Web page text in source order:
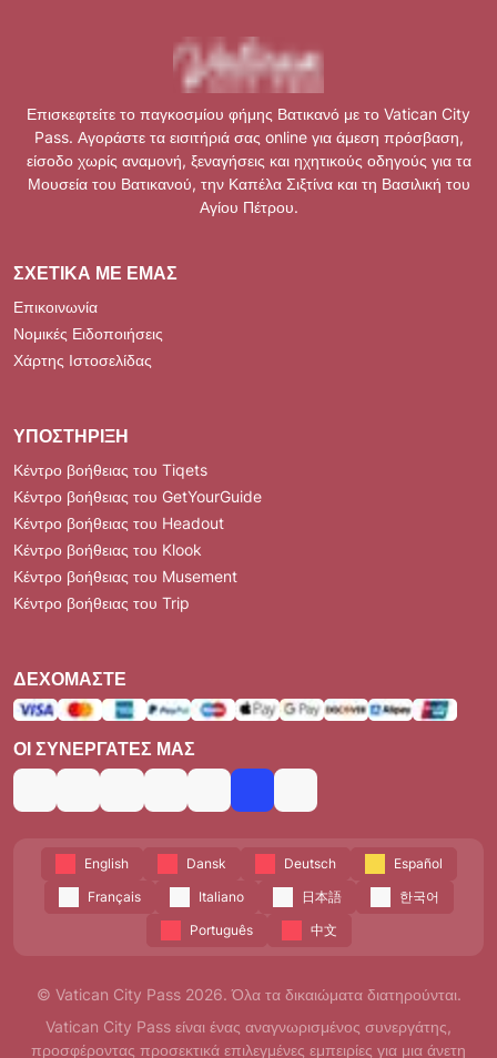
Επισκεφτείτε το παγκοσμίου φήμης Βατικανό με το Vatican City
Pass. Αγοράστε τα εισιτήριά σας online για άμεση πρόσβαση,
είσοδο χωρίς αναμονή, ξεναγήσεις και ηχητικούς οδηγούς για τα
Μουσεία του Βατικανού, την Καπέλα Σιξτίνα και τη Βασιλική του
Αγίου Πέτρου.
ΣΧΕΤΙΚΆ ΜΕ ΕΜΆΣ
Επικοινωνία
Νομικές Ειδοποιήσεις
Χάρτης Ιστοσελίδας
ΥΠΟΣΤΉΡΙΞΗ
Κέντρο βοήθειας του Tiqets
Κέντρο βοήθειας του GetYourGuide
Κέντρο βοήθειας του Headout
Κέντρο βοήθειας του Klook
Κέντρο βοήθειας του Musement
Κέντρο βοήθειας του Trip
ΔΕΧΌΜΑΣΤΕ
ΟΙ ΣΥΝΕΡΓΆΤΕΣ ΜΑΣ
English Dansk Deutsch
Español
Français
Italiano 日本語
한국어
Português
中文
© Vatican City Pass 2026. Όλα τα δικαιώματα διατηρούνται.
Vatican City Pass είναι ένας αναγνωρισμένος συνεργάτης,
προσφέροντας προσεκτικά επιλεγμένες εμπειρίες για μια άνετη